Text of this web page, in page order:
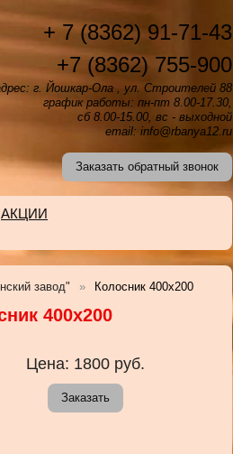
+ 7 (8362) 91-71-43
+7 (8362) 755-900
г. Йошкар-Ола , ул. Строителей 88
график работы: пн-пт 8.00-17.30,
сб 8.00-15.00, вс - выходной
email: info@rbanya12.ru
Заказать обратный звонок
АКЦИИ
завод" Колосник 400х200
400х200
Цена: 1800 руб.
Заказать